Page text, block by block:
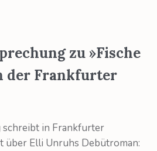
zu »Fische
der Frankfurter
in Frankfurter
über Elli Unruhs Debütroman: